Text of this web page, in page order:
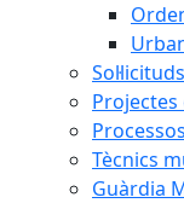
Tècnics
Guàrdia